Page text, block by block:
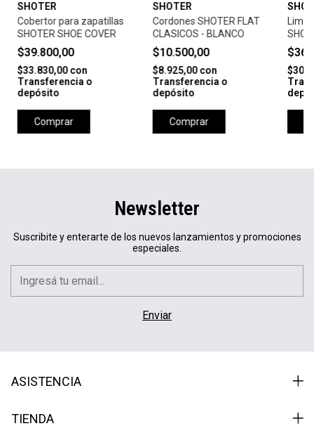
SHOTER
Cobertor para zapatillas
SHOTER SHOE COVER
$39.800,00
$33.830,00con
Transferencia o
depósito
Comprar
SHOTER
Cordones SHOTER FLAT
CLASICOS - BLANCO
$10.500,00
$8.925,00con
Transferencia o
depósito
Comprar
KIT
Newsletter
Suscribite y enterarte de los nuevos lanzamientos y promociones
especiales.
ASISTENCIA
TIENDA